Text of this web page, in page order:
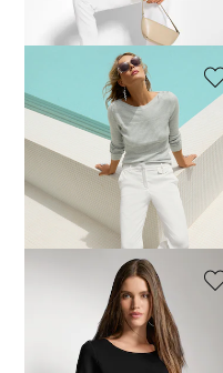
dagen**: 49,00 €
(-20%)
MADELEINE
Trui met glansgaren
59,00 €119,95 €
Laagste prijs van de afgelopen 30
dagen**: 69,00 €
(-14%)
MADELEINE
119,95 €